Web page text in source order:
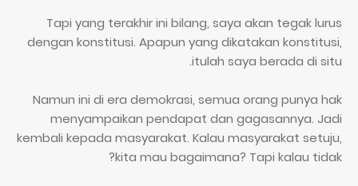
Tapi yang terakhir ini bilang, saya akan tegak lurus
dengan konstitusi. Apapun yang dikatakan konstitusi,
itulah saya berada di situ.
Namun ini di era demokrasi, semua orang punya hak
menyampaikan pendapat dan gagasannya. Jadi
kembali kepada masyarakat. Kalau masyarakat setuju,
kita mau bagaimana? Tapi kalau tidak?